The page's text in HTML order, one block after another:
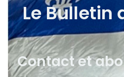
Le Bulletin
Contact et